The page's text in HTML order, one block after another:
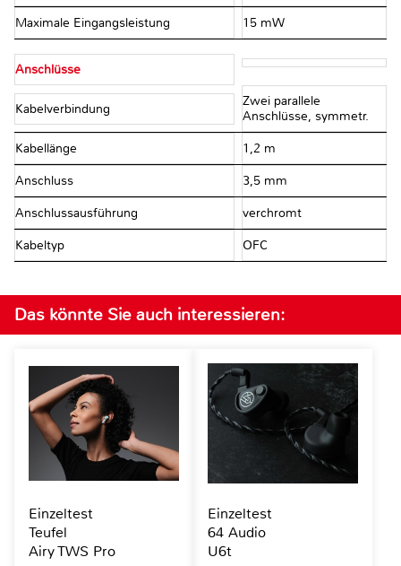
Maximale Eingangsleistung 15 mW
Anschlüsse
Kabelverbindung
Zwei parallele
Anschlüsse, symmetr.
Kabellänge 1,2 m
Anschluss 3,5 mm
Anschlussausführung verchromt
Kabeltyp OFC
Das könnte Sie auch interessieren:
Einzeltest
Teufel
Airy TWS Pro
Einzeltest
64 Audio
U6t